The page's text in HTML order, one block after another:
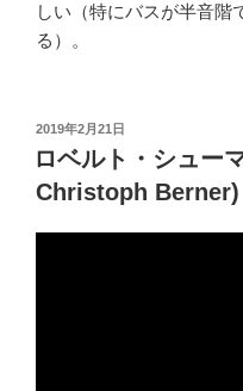
しい（特にバスが半音階
る）。
投
稿
日:
2019年2月21日
ロベルト・シュー
Christoph Berner)